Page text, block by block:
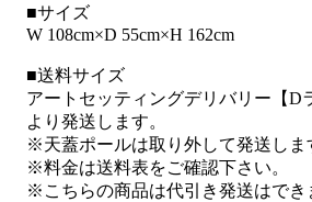
■サイズ
W 108cm×D 55cm×H 162cm
■送料サイズ
アートセッティングデリバリー【D
より発送します。
※天蓋ポールは取り外して発送しま
※料金は送料表をご確認下さい。
※こちらの商品は代引き発送はでき